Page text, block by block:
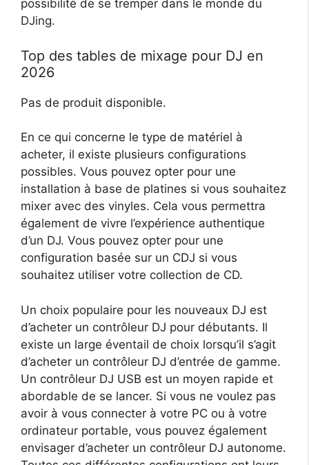
possibilité de se tremper dans le monde du
DJing.
Top des tables de mixage pour DJ en
2026
Pas de produit disponible.
En ce qui concerne le type de matériel à
acheter, il existe plusieurs configurations
possibles. Vous pouvez opter pour une
installation à base de platines si vous souhaitez
mixer avec des vinyles. Cela vous permettra
également de vivre l’expérience authentique
d’un DJ. Vous pouvez opter pour une
configuration basée sur un CDJ si vous
souhaitez utiliser votre collection de CD.
Un choix populaire pour les nouveaux DJ est
d’acheter un contrôleur DJ pour débutants. Il
existe un large éventail de choix lorsqu’il s’agit
d’acheter un contrôleur DJ d’entrée de gamme.
Un contrôleur DJ USB est un moyen rapide et
abordable de se lancer. Si vous ne voulez pas
avoir à vous connecter à votre PC ou à votre
ordinateur portable, vous pouvez également
envisager d’acheter un contrôleur DJ autonome.